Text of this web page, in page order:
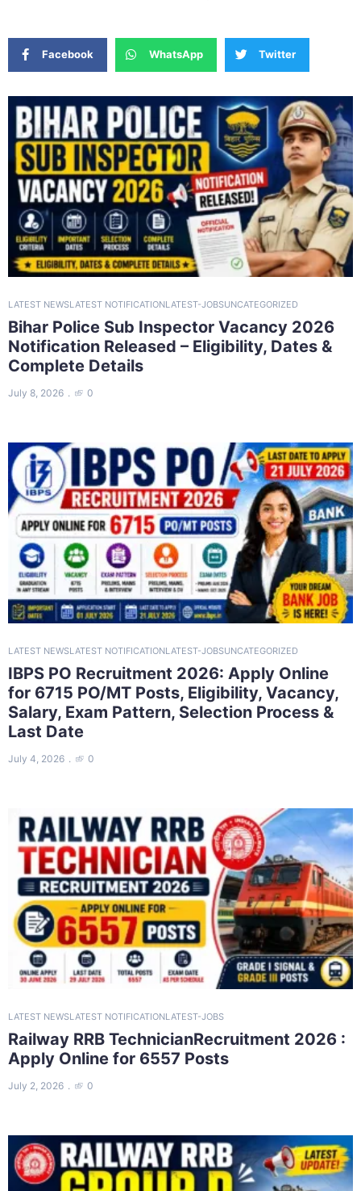
Facebook WhatsApp Twitter
LATEST NEWSLATEST NOTIFICATIONLATEST-JOBSUNCATEGORIZED
Bihar Police Sub Inspector Vacancy 2026
Notification Released – Eligibility, Dates &
Complete Details
July 8, 2026 0
LATEST NEWSLATEST NOTIFICATIONLATEST-JOBSUNCATEGORIZED
IBPS PO Recruitment 2026: Apply Online
for 6715 PO/MT Posts, Eligibility, Vacancy,
Salary, Exam Pattern, Selection Process &
Last Date
July 4, 2026 0
LATEST NEWSLATEST NOTIFICATIONLATEST-JOBS
Railway RRB TechnicianRecruitment 2026 :
Apply Online for 6557 Posts
July 2, 2026 0